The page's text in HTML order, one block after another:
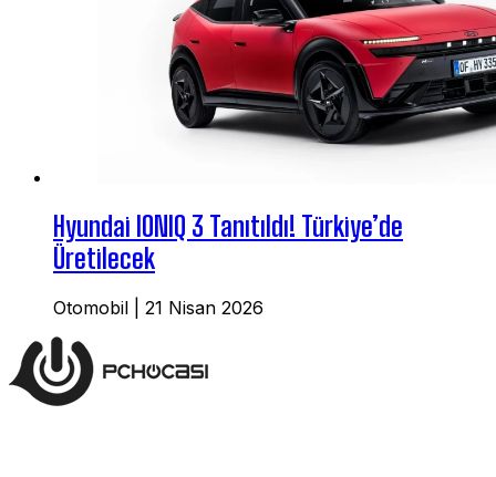
Hyundai IONIQ 3 Tanıtıldı! Türkiye’de
Üretilecek
Otomobil 21 Nisan 2026